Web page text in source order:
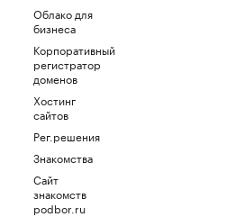
Облако для
бизнеса
Корпоративный
регистратор
доменов
Хостинг
сайтов
Рег.решения
Знакомства
Сайт
знакомств
podbor.ru